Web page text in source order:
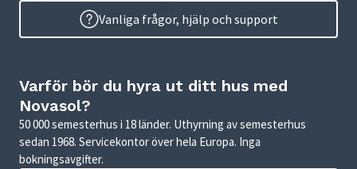
Vanliga frågor, hjälp och support
Varför bör du hyra ut ditt hus med
Novasol?
50 000 semesterhus i 18 länder. Uthyrning av semesterhus
sedan 1968. Servicekontor över hela Europa. Inga
bokningsavgifter.